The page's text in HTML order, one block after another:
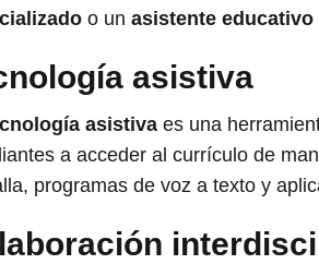
o un asistente educativo
asistiva
asistiva es una
a acceder al currículo de
programas de voz a texto y